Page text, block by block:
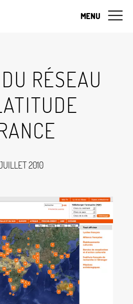
MENU
RÉSEAU
2010